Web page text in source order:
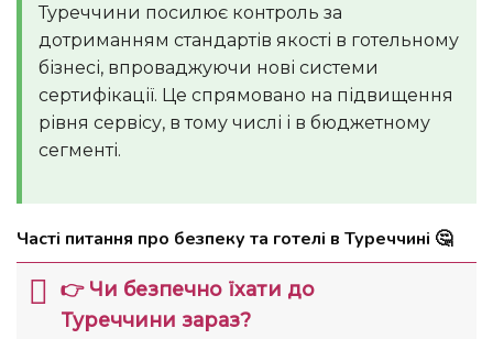
Туреччини посилює контроль за
дотриманням стандартів якості в готельному
бізнесі, впроваджуючи нові системи
сертифікації. Це спрямовано на підвищення
рівня сервісу, в тому числі і в бюджетному
сегменті.
Часті питання про безпеку та готелі в Туреччині 🤔
👉 Чи безпечно їхати до
Туреччини зараз?